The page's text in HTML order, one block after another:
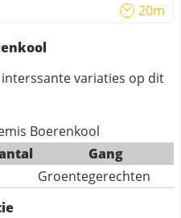
20m
variaties op dit
Boerenkool
Gang
Groentegerechten